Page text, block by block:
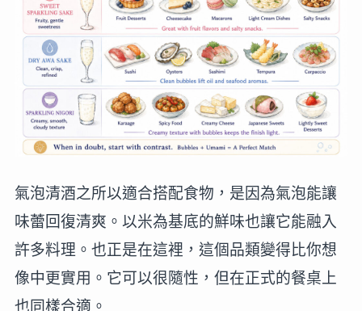
氣泡清酒之所以適合搭配食物，是因為氣泡能讓
味蕾回復清爽。以米為基底的鮮味也讓它能融入
許多料理。也正是在這裡，這個品類變得比你想
像中更實用。它可以很隨性，但在正式的餐桌上
也同樣合適。